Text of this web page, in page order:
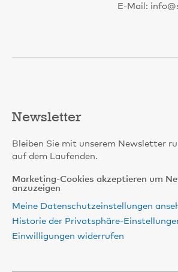
E-Mail:
Newsletter
Bleiben Sie mit unserem Newsletter
auf dem Laufenden.
Marketing-Cookies akzeptieren um
anzuzeigen
Meine Datenschutzeinstellungen
Historie der Privatsphäre-
Einwilligungen widerrufen